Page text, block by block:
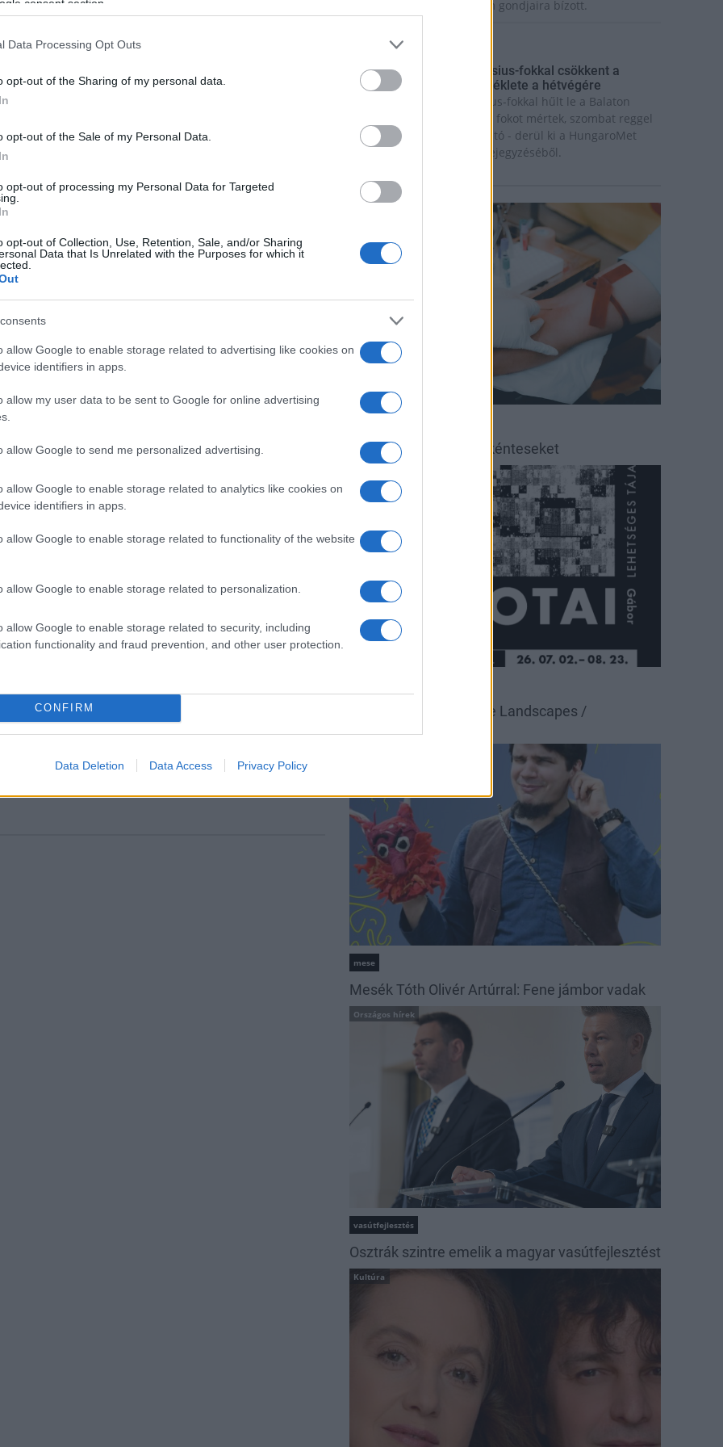
consent section.
Data Processing Opt Outs
opt-out of the Sharing of my personal data.
opt-out of the Sale of my Personal Data.
opt-out of processing my Personal Data for Targeted
opt-out of Collection, Use, Retention, Sale, and/or Sharing
Data that Is Unrelated with the Purposes for which it
allow Google to enable storage related to advertising like cookies on
identifiers in apps.
allow my user data to be sent to Google for online advertising
allow Google to send me personalized advertising.
allow Google to enable storage related to analytics like cookies on
identifiers in apps.
allow Google to enable storage related to functionality of the website
allow Google to enable storage related to personalization.
allow Google to enable storage related to security, including
functionality and fraud prevention, and other user protection.
CONFIRM
Data Deletion Data Access Privacy Policy
Új gyalogosátkelők és jelzőlámpás
csomópont épül Angyalföldön
református iskoláját
Látványos építési szakasz indult
be a Flórián téri felüljárón
Paks II.: Mit jelent az 5. blokk új
erősít a Gál hárul a szúnyoginvázió
házaspár a pécsi múzeum gondjaira bízott.
Országos hírek
Egy hét alatt közel 6 Celsius-fokkal csökkent a
Balaton vizének hőmérséklete a hétvégére
Egy hét alatt közel 6 Celsius-fokkal hűlt le a Balaton
vize: míg július 18-án 26,6 fokot mértek, szombat reggel
már csak 20,8 fokos volt a tó - derül ki a HungaroMet
Zrt. szombati Facebook-bejegyzéséből.
Véradásra kérik az önkénteseket
Palotai Gábor: Possible Landscapes /
mese
Mesék Tóth Olivér Artúrral: Fene jámbor vadak
Országos hírek
vasútfejlesztés
Osztrák szintre emelik a magyar vasútfejlesztést
Kultúra